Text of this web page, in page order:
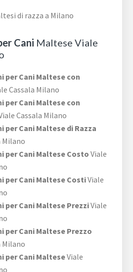
Cani Maltese Viale
per Cani Maltese con
Cassala Milano
per Cani Maltese con
Cassala Milano
per Cani Maltese di Razza
Milano
per Cani Maltese Costo Viale
per Cani Maltese CostiViale
per Cani Maltese PrezziViale
per Cani Maltese Prezzo
Milano
per Cani MalteseViale